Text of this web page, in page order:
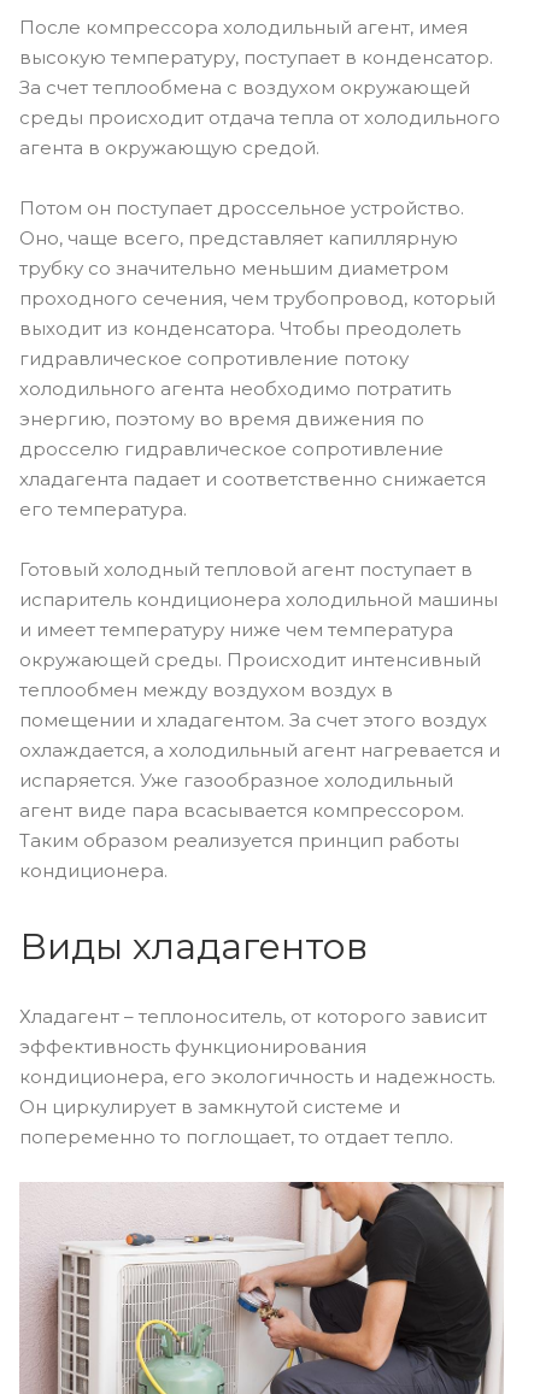
После компрессора холодильный агент, имея
высокую температуру, поступает в конденсатор.
За счет теплообмена с воздухом окружающей
среды происходит отдача тепла от холодильного
агента в окружающую средой.
Потом он поступает дроссельное устройство.
Оно, чаще всего, представляет капиллярную
трубку со значительно меньшим диаметром
проходного сечения, чем трубопровод, который
выходит из конденсатора. Чтобы преодолеть
гидравлическое сопротивление потоку
холодильного агента необходимо потратить
энергию, поэтому во время движения по
дросселю гидравлическое сопротивление
хладагента падает и соответственно снижается
его температура.
Готовый холодный тепловой агент поступает в
испаритель кондиционера холодильной машины
и имеет температуру ниже чем температура
окружающей среды. Происходит интенсивный
теплообмен между воздухом воздух в
помещении и хладагентом. За счет этого воздух
охлаждается, а холодильный агент нагревается и
испаряется. Уже газообразное холодильный
агент виде пара всасывается компрессором.
Таким образом реализуется принцип работы
кондиционера.
Виды хладагентов
Хладагент – теплоноситель, от которого зависит
эффективность функционирования
кондиционера, его экологичность и надежность.
Он циркулирует в замкнутой системе и
попеременно то поглощает, то отдает тепло.